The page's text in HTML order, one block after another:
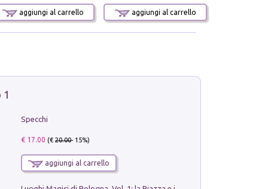
aggiungi al carrello aggiungi al carrello
Specchi
€ 17.00 (€20.00- 15%)
aggiungi al carrello